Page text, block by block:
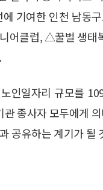
에 기여한 인천 남동
어클럽, △꿀벌 생태
인일자리 규모를
관 종사자 모두에게
공유하는 계기가 될